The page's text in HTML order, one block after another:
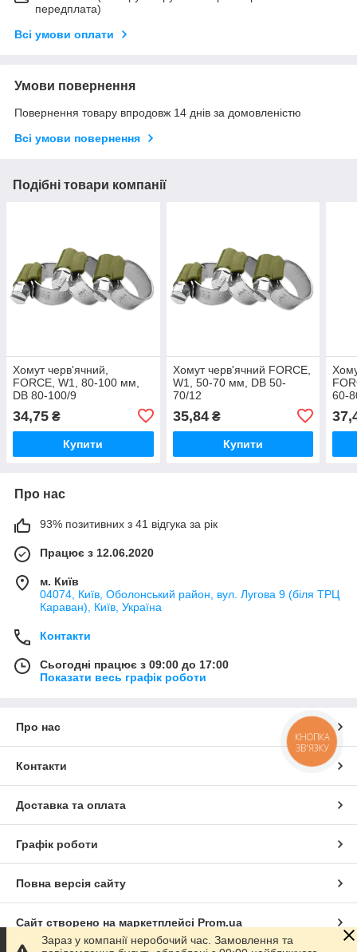
передплата)
Всі умови оплати
Умови повернення
Повернення товару впродовж 14 днів за домовленістю
Всі умови повернення
Подібні товари компанії
Хомут черв'ячний,
FORCE, W1, 80-100 мм,
DB 80-100/9
34,75 ₴
Купити
Хомут черв'ячний FORCE,
W1, 50-70 мм, DB 50-
70/12
35,84₴
Купити
60-
Про нас
93% позитивних з 41 відгука за рік
Працює з 12.06.2020
м. Київ
04074, Київ, Оболонський район, вул. Лугова 9 (біля ТРЦ
Караван), Київ, Україна
Контакти
Сьогодні працює з 09:00 до 17:00
Показати весь графік роботи
Про нас
Контакти
Доставка та оплата
Графік роботи
Повна версія сайту
Сайт створено на маркетплейсі Prom.ua
Зараз у компанії неробочий час. Замовлення та
КНОПКА
ЗВ'ЯЗКУ